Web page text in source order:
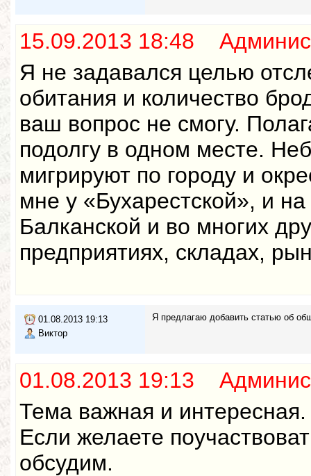
15.09.2013 18:48
Я не задавался целью
обитания и количество
ваш вопрос не смогу.
подолгу в одном месте.
мигрируют по городу и
мне у «Бухарестской», и
Балканской и во многих
предприятиях, складах,
01.08.2013 19:13
Виктор
Я предлагаю добавить статью об
01.08.2013 19:13
Тема важная и
Если желаете
обсудим.